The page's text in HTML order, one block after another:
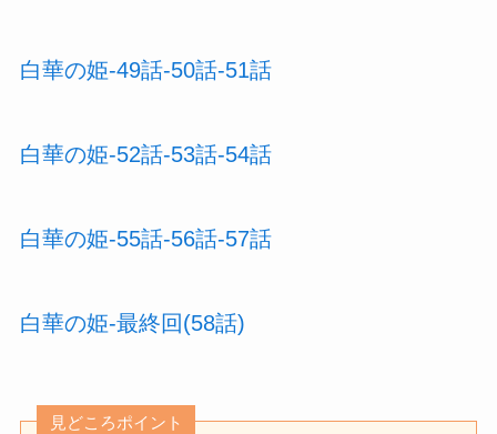
白華の姫-49話-50話-51話
白華の姫-52話-53話-54話
白華の姫-55話-56話-57話
白華の姫-最終回(58話)
見どころポイント